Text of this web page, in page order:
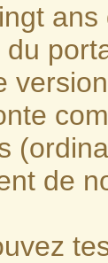
du
de